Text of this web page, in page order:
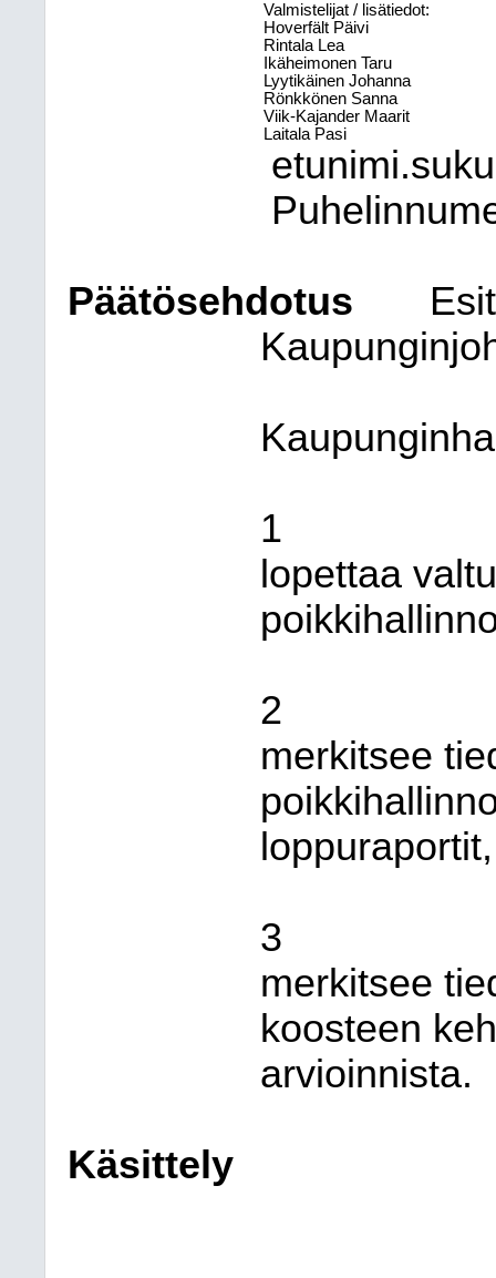
Valmistelijat / lisätiedot:
Hoverfält Päivi
Rintala Lea
Ikäheimonen Taru
Lyytikäinen Johanna
Rönkkönen Sanna
Viik-Kajander Maarit
Laitala Pasi
Päätösehdotus
1
lopettaa
2
merkitsee
loppuraportit,
3
merkitsee
koosteen
arvioinnista.
Käsittely